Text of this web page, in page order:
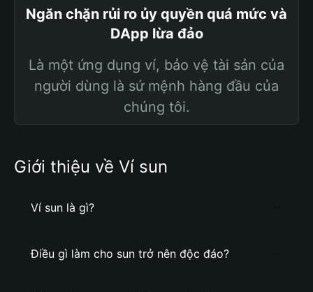
Ngăn chặn rủi ro ủy quyền quá mức và
DApp lừa đảo
Là một ứng dụng ví, bảo vệ tài sản của
người dùng là sứ mệnh hàng đầu của
chúng tôi.
Giới thiệu về Ví sun
Ví sun là gì?
Điều gì làm cho sun trở nên độc đáo?